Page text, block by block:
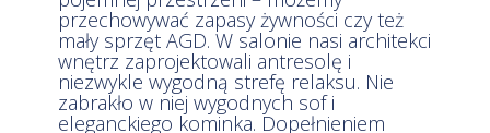
żywności czy też mały sprzęt AGD. W
salonie nasi architekci wnętrz
zaprojektowali antresolę i niezwykle
wygodną strefę relaksu. Nie zabrakło w
niej wygodnych sof i eleganckiego
kominka. Dopełnieniem parteru jest